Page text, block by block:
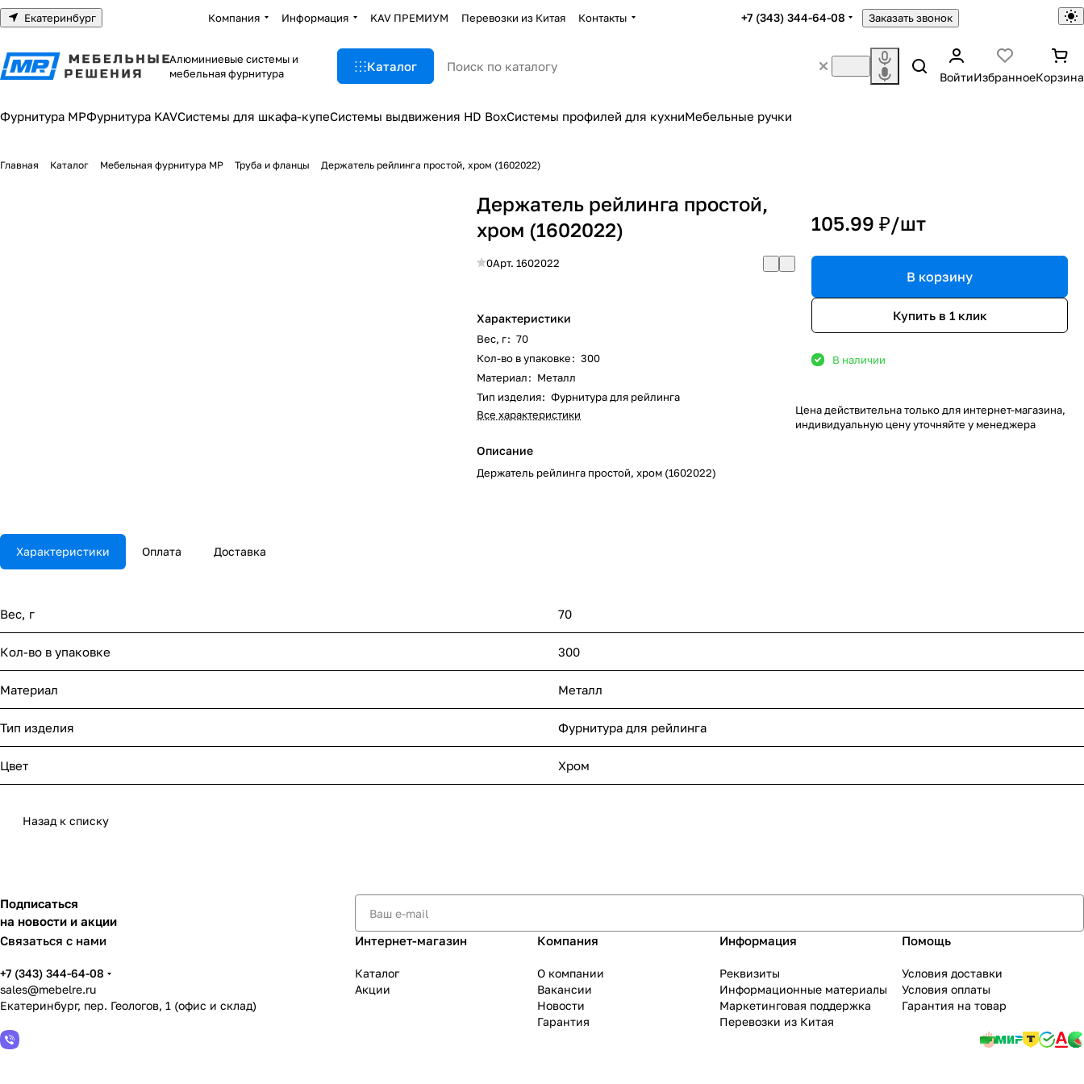
Екатеринбург Компания Информация KAV ПРЕМИУМ Перевозки из Китая Контакты +7 (343) 344-64-08 Заказать звонок
Алюминиевые системы и
мебельная фурнитура
Каталог
ВойтиИзбранноеКорзина
Фурнитура МРФурнитура KAVСистемы для шкафа-купеСистемы выдвижения HD BoxСистемы профилей для кухниМебельные ручки
Главная Каталог Мебельная фурнитура МР Труба и фланцы Держатель рейлинга простой, хром (1602022)
Держатель рейлинга простой,
хром (1602022)
0Арт.1602022
Характеристики
Вес, г: 70
Кол-во в упаковке: 300
Материал: Металл
Тип изделия: Фурнитура для рейлинга
Все характеристики
Описание
Держатель рейлинга простой, хром (1602022)
105.99 ₽/шт
В корзину
Купить в 1 клик
В наличии
Цена действительна только для интернет-магазина,
индивидуальную цену уточняйте у менеджера
Характеристики Оплата Доставка
Вес, г 70
Кол-во в упаковке 300
Материал Металл
Тип изделия Фурнитура для рейлинга
Цвет Хром
Назад к списку
Подписаться
на новости и акции
Связаться с нами
+7 (343) 344-64-08
sales@mebelre.ru
Екатеринбург, пер. Геологов, 1 (офис и склад)
Интернет-магазин
Каталог
Акции
Компания
О компании
Вакансии
Новости
Гарантия
Информация
Реквизиты
Информационные материалы
Маркетинговая поддержка
Перевозки из Китая
Помощь
Условия доставки
Условия оплаты
Гарантия на товар